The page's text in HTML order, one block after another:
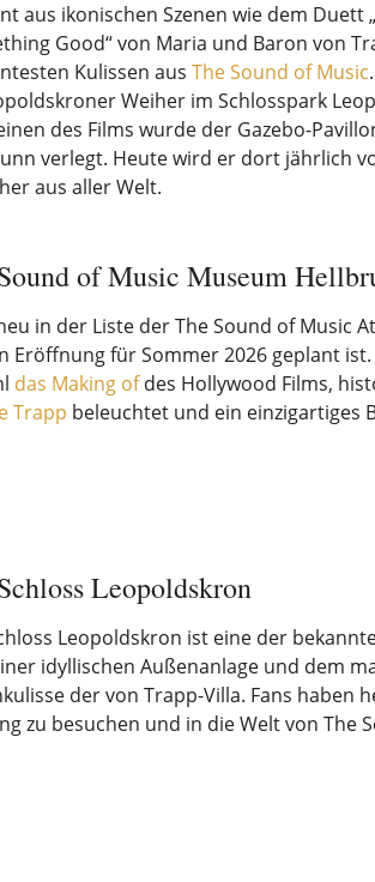
aus ikonischen Szenen wie dem Duett
Good“ von Maria und Baron von
Kulissen aus The Sound of Music
Weiher im Schlosspark
des Films wurde der Gazebo-
verlegt. Heute wird er dort jährlich
aus aller Welt.
of Music Museum
in der Liste der The Sound of Music
Eröffnung für Sommer 2026 geplant
das Making ofdes Hollywood Films,
Trapp beleuchtet und ein einzigartiges
Leopoldskron
Leopoldskron ist eine der
idyllischen Außenanlage und dem
der von Trapp-Villa. Fans haben
zu besuchen und in die Welt von The